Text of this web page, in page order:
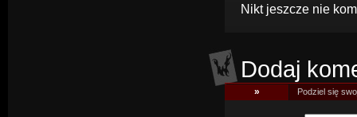
Nikt jeszcze nie
Dodaj
» Podziel się